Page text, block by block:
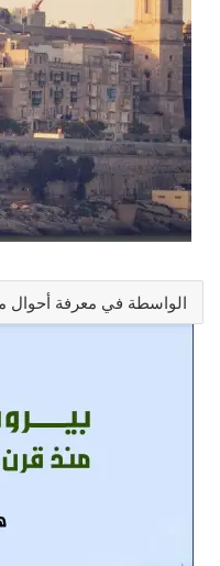
الواسطة في معرفة أحوال